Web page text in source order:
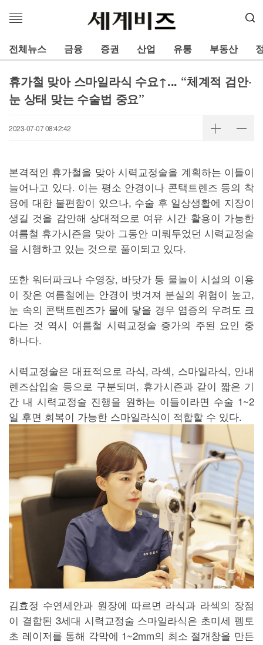
메
열
기
전체뉴스 금융 증권 산업 유통 부동산
휴가철 맞아 스마일라식 수요↑... “체계적 검안·
눈 상태 맞는 수술법 중요”
2023-07-07 08:42:42
본격적인 휴가철을 맞아 시력교정술을 계획하는 이들이
늘어나고 있다. 이는 평소 안경이나 콘택트렌즈 등의 착
용에 대한 불편함이 있으나, 수술 후 일상생활에 지장이
생길 것을 감안해 상대적으로 여유 시간 활용이 가능한
여름철 휴가시즌을 맞아 그동안 미뤄두었던 시력교정술
을 시행하고 있는 것으로 풀이되고 있다.
또한 워터파크나 수영장, 바닷가 등 물놀이 시설의 이용
이 잦은 여름철에는 안경이 벗겨져 분실의 위험이 높고,
눈 속의 콘택트렌즈가 물에 닿을 경우 염증의 우려도 크
다는 것 역시 여름철 시력교정술 증가의 주된 요인 중
하나다.
시력교정술은 대표적으로 라식, 라섹, 스마일라식, 안내
렌즈삽입술 등으로 구분되며, 휴가시즌과 같이 짧은 기
간 내 시력교정술 진행을 원하는 이들이라면 수술 1~2
일 후면 회복이 가능한 스마일라식이 적합할 수 있다.
김효정 수연세안과 원장에 따르면 라식과 라섹의 장점
이 결합된 3세대 시력교정술 스마일라식은 초미세 펨토
초 레이저를 통해 각막에 1~2mm의 최소 절개창을 만든